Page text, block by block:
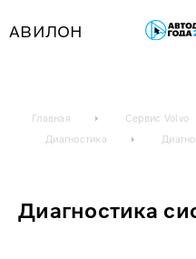
АВИЛОН
Главная Сервис Volvo
Диагностика
Диагностика